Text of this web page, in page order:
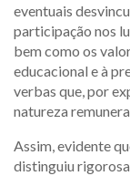
eventuais
participação nos
bem como os
educacional e à
verbas que, por
natureza
Assim, evidente
distinguiu